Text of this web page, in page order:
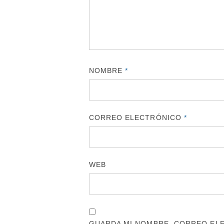
NOMBRE*
CORREO ELECTRÓNICO *
WEB